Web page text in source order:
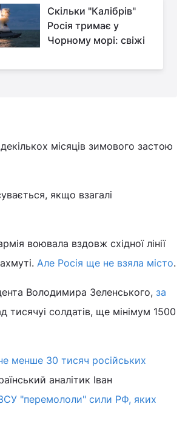
Скільки "Калібрів"
Росія тримає у
Чорному морі: свіжі
місяців зимового застою
якщо взагалі
воювала вздовж східної лінії
Але Росія ще не взяла місто.
Володимира Зеленського, за
тисячуі солдатів, ще мінімум 1500
менше 30 тисяч російських
аналітик Іван
"перемололи" сили РФ, яких